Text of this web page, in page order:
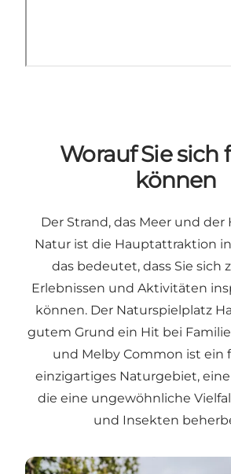
Worauf Sie sich
können
Der Strand, das Meer und
Natur ist die Hauptattraktion
das bedeutet, dass Sie sich
Erlebnissen und Aktivitäten
können. Der Naturspielplatz
gutem Grund ein Hit bei
und Melby Common ist ein
einzigartiges Naturgebiet,
die eine ungewöhnliche
und Insekten
Was ist in Liseleje los?